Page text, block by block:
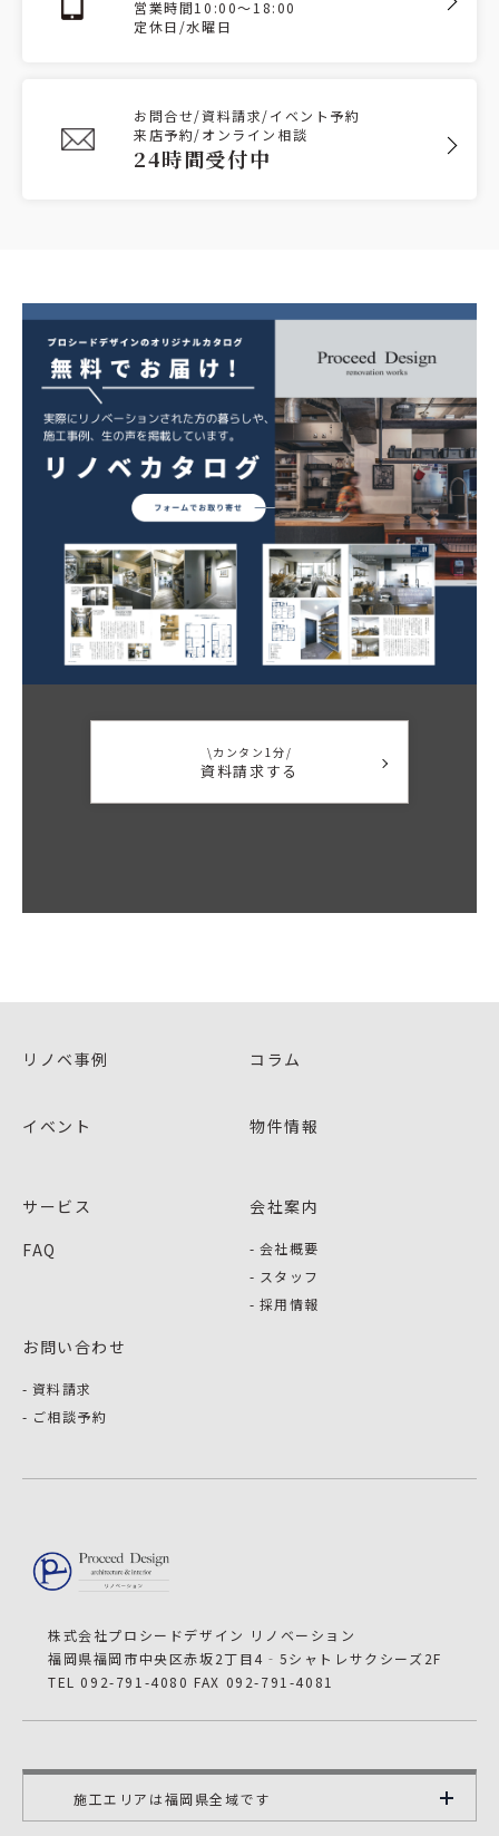
営業時間10:00～18:00
定休日/水曜日
お問合せ/資料請求/イベント予約
来店予約/オンライン相談
24時間受付中
\カンタン1分/
資料請求する
リノベ事例
イベント
コラム
物件情報
サービス
FAQ
会社案内
会社概要
スタッフ
採用情報
お問い合わせ
資料請求
ご相談予約
株式会社プロシードデザイン リノベーション
福岡県福岡市中央区赤坂2丁目4‐5シャトレサクシーズ2F
TEL 092-791-4080 FAX 092-791-4081
施工エリアは福岡県全域です